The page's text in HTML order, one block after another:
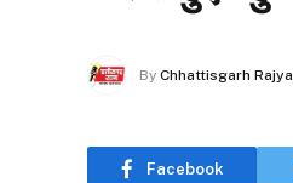
By Chhattisgarh Rajya
Facebook